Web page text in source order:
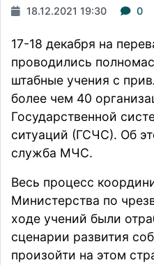
18.12.2021 19:30 0
17-18 декабря на
проводились
штабные учения с
более чем 40
Государственной
ситуаций (ГСЧС). Об
служба МЧС.
Весь процесс
Министерства по
ходе учений были
сценарии развития
произойти на этом